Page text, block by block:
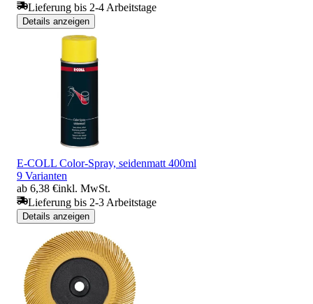
Lieferung bis 2-4 Arbeitstage
Details anzeigen
E-COLL Color-Spray, seidenmatt 400ml
9 Varianten
ab 6,38 €inkl. MwSt.
Lieferung bis 2-3 Arbeitstage
Details anzeigen